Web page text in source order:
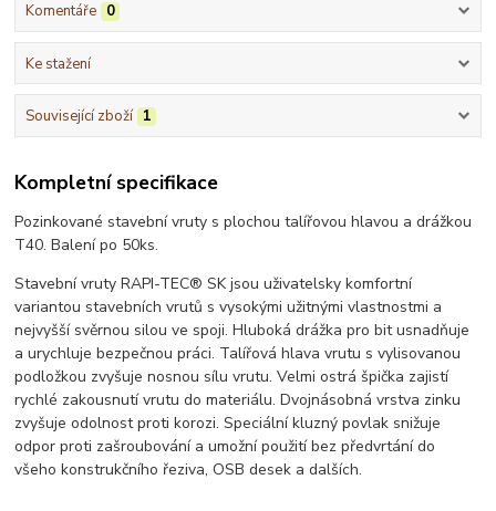
Komentáře 0
Ke stažení
Související zboží 1
Kompletní specifikace
Pozinkované stavební vruty s plochou talířovou hlavou a drážkou
T40. Balení po 50ks.
Stavební vruty RAPI-TEC® SK jsou uživatelsky komfortní
variantou stavebních vrutů s vysokými užitnými vlastnostmi a
nejvyšší svěrnou silou ve spoji. Hluboká drážka pro bit usnadňuje
a urychluje bezpečnou práci. Talířová hlava vrutu s vylisovanou
podložkou zvyšuje nosnou sílu vrutu. Velmi ostrá špička zajistí
rychlé zakousnutí vrutu do materiálu. Dvojnásobná vrstva zinku
zvyšuje odolnost proti korozi. Speciální kluzný povlak snižuje
odpor proti zašroubování a umožní použití bez předvrtání do
všeho konstrukčního řeziva, OSB desek a dalších.